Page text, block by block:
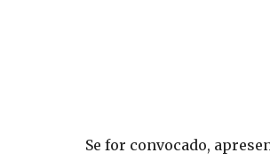
Se for convocado,